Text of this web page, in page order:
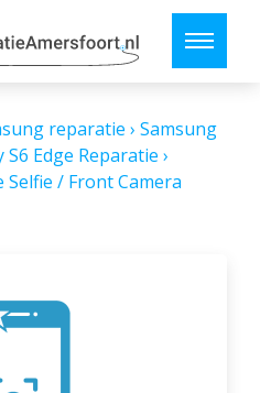
reparatie › Samsung
S6 Edge Reparatie ›
Selfie / Front Camera